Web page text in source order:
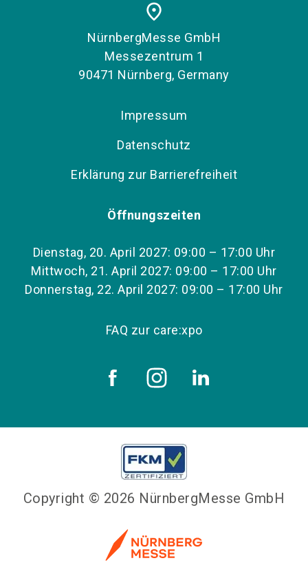
place
NürnbergMesse GmbH
Messezentrum 1
90471 Nürnberg, Germany
Impressum
Datenschutz
Erklärung zur Barrierefreiheit
Öffnungszeiten
Dienstag, 20. April 2027: 09:00 – 17:00 Uhr
Mittwoch, 21. April 2027: 09:00 – 17:00 Uhr
Donnerstag, 22. April 2027: 09:00 – 17:00 Uhr
FAQ zur care:xpo
Copyright © 2026 NürnbergMesse GmbH